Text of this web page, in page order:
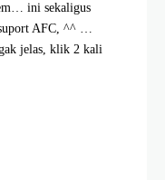
ini sekaligus
AFC, ^^ …
jelas, klik 2 kali